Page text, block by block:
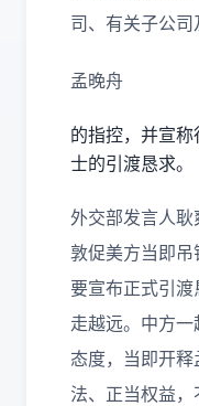
司、有关子公
孟晚舟
的指控，并宣
士的引渡恳求。
外交部发言人
敦促美方当即
要宣布正式引
走越远。中方
态度，当即开
法、正当权益